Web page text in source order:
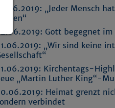
„Jeder Mensch
Gott begegnet im
„Wir sind keine
Kirchentags-
„Martin Luther King“-
Heimat grenzt
verbindet